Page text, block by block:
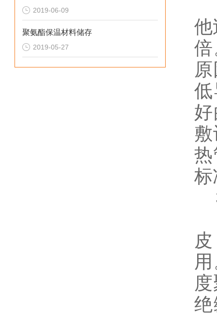
2019-06-09
聚氨酯保温材料储存
2019-05-27
他
标